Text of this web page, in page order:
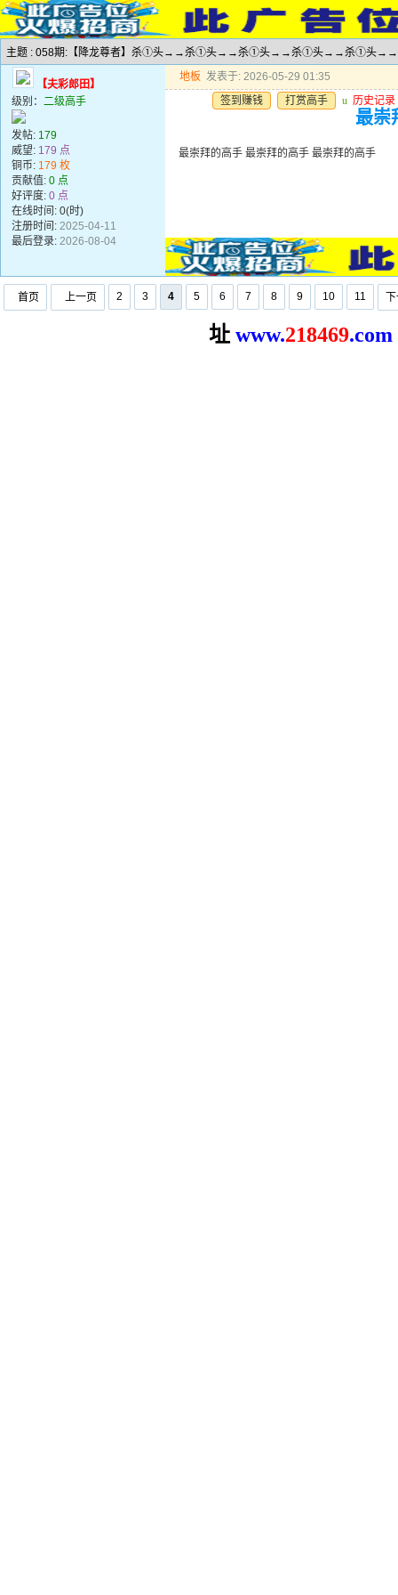
主题 : 058期:【降龙尊者】杀①头→→杀①头→→杀①头→→杀①头→→杀①头→→
【夫彩郎田】
级别： 二级高手
发帖: 179
威望: 179 点
铜币: 179 枚
贡献值: 0 点
好评度: 0 点
在线时间: 0(时)
注册时间: 2025-04-11
最后登录: 2026-08-04
地板 发表于: 2026-05-29 01:35
签到赚钱
打赏高手 u 历史记录
最崇
最崇拜的高手 最崇拜的高手 最崇拜的高手
首页 上一页 2 3 4 5 6 7 8 9 10 11
址 www.218469.com